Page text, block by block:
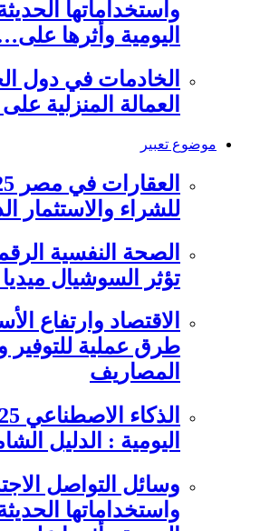
واستخداماتها
اليومية وأثرها
الخادمات في دول
العمالة المنزلية
موضوع تعبير
للشراء والاستثمار
تؤثر السوشيال
طرق عملية للتوفير
المصاريف
اليومية : الدليل
وسائل التواصل
واستخداماتها